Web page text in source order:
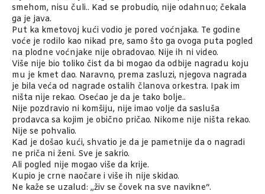
smehom, nisu čuli.. Kad se probudio, nije odahnuo; čekala
ga je java.
Put ka kmetovoj kući vodio je pored voćnjaka. Te godine
voće je rodilo kao nikad pre, samo što ga ovoga puta pogled
na plodne voćnjake nije obradovao. Nije ih ni video.
Više nije bio toliko čist da bi mogao da odbije nagradu koju
mu je kmet dao. Naravno, prema zasluzi, njegova nagrada
je bila veća od nagrade ostalih članova orkestra. Ipak im
ništa nije rekao. Osećao je da je tako bolje..
Nije pozdravio ni komšiju, nije imao volje da sasluša
prodavca sa kojim je obično pričao. Nikome nije ništa rekao.
Nije se pohvalio.
Kad je došao kući, shvatio je da je pametnije da o nagradi
ne priča ni ženi. Sve je sakrio.
Ali pogled nije mogao više da krije.
Kupio je crne naočare i više ih nije skidao.
Ne kaže se uzalud: „živ se čovek na sve navikne“.